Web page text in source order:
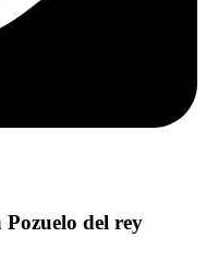
del rey